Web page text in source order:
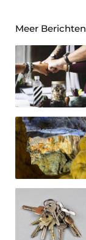
Meer Berichten